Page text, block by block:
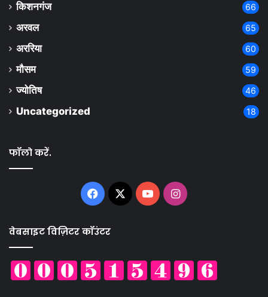
किशनगंज 66
अरवल 65
अररिया 60
मौसम 59
ज्योतिष 46
Uncategorized 18
फॉलो करें.
Facebook
X YouTubeInstagram
वेबसाइट विज़िटर कॉउंटर